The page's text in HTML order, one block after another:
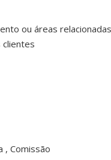
ou áreas relacionadas
clientes
, Comissão